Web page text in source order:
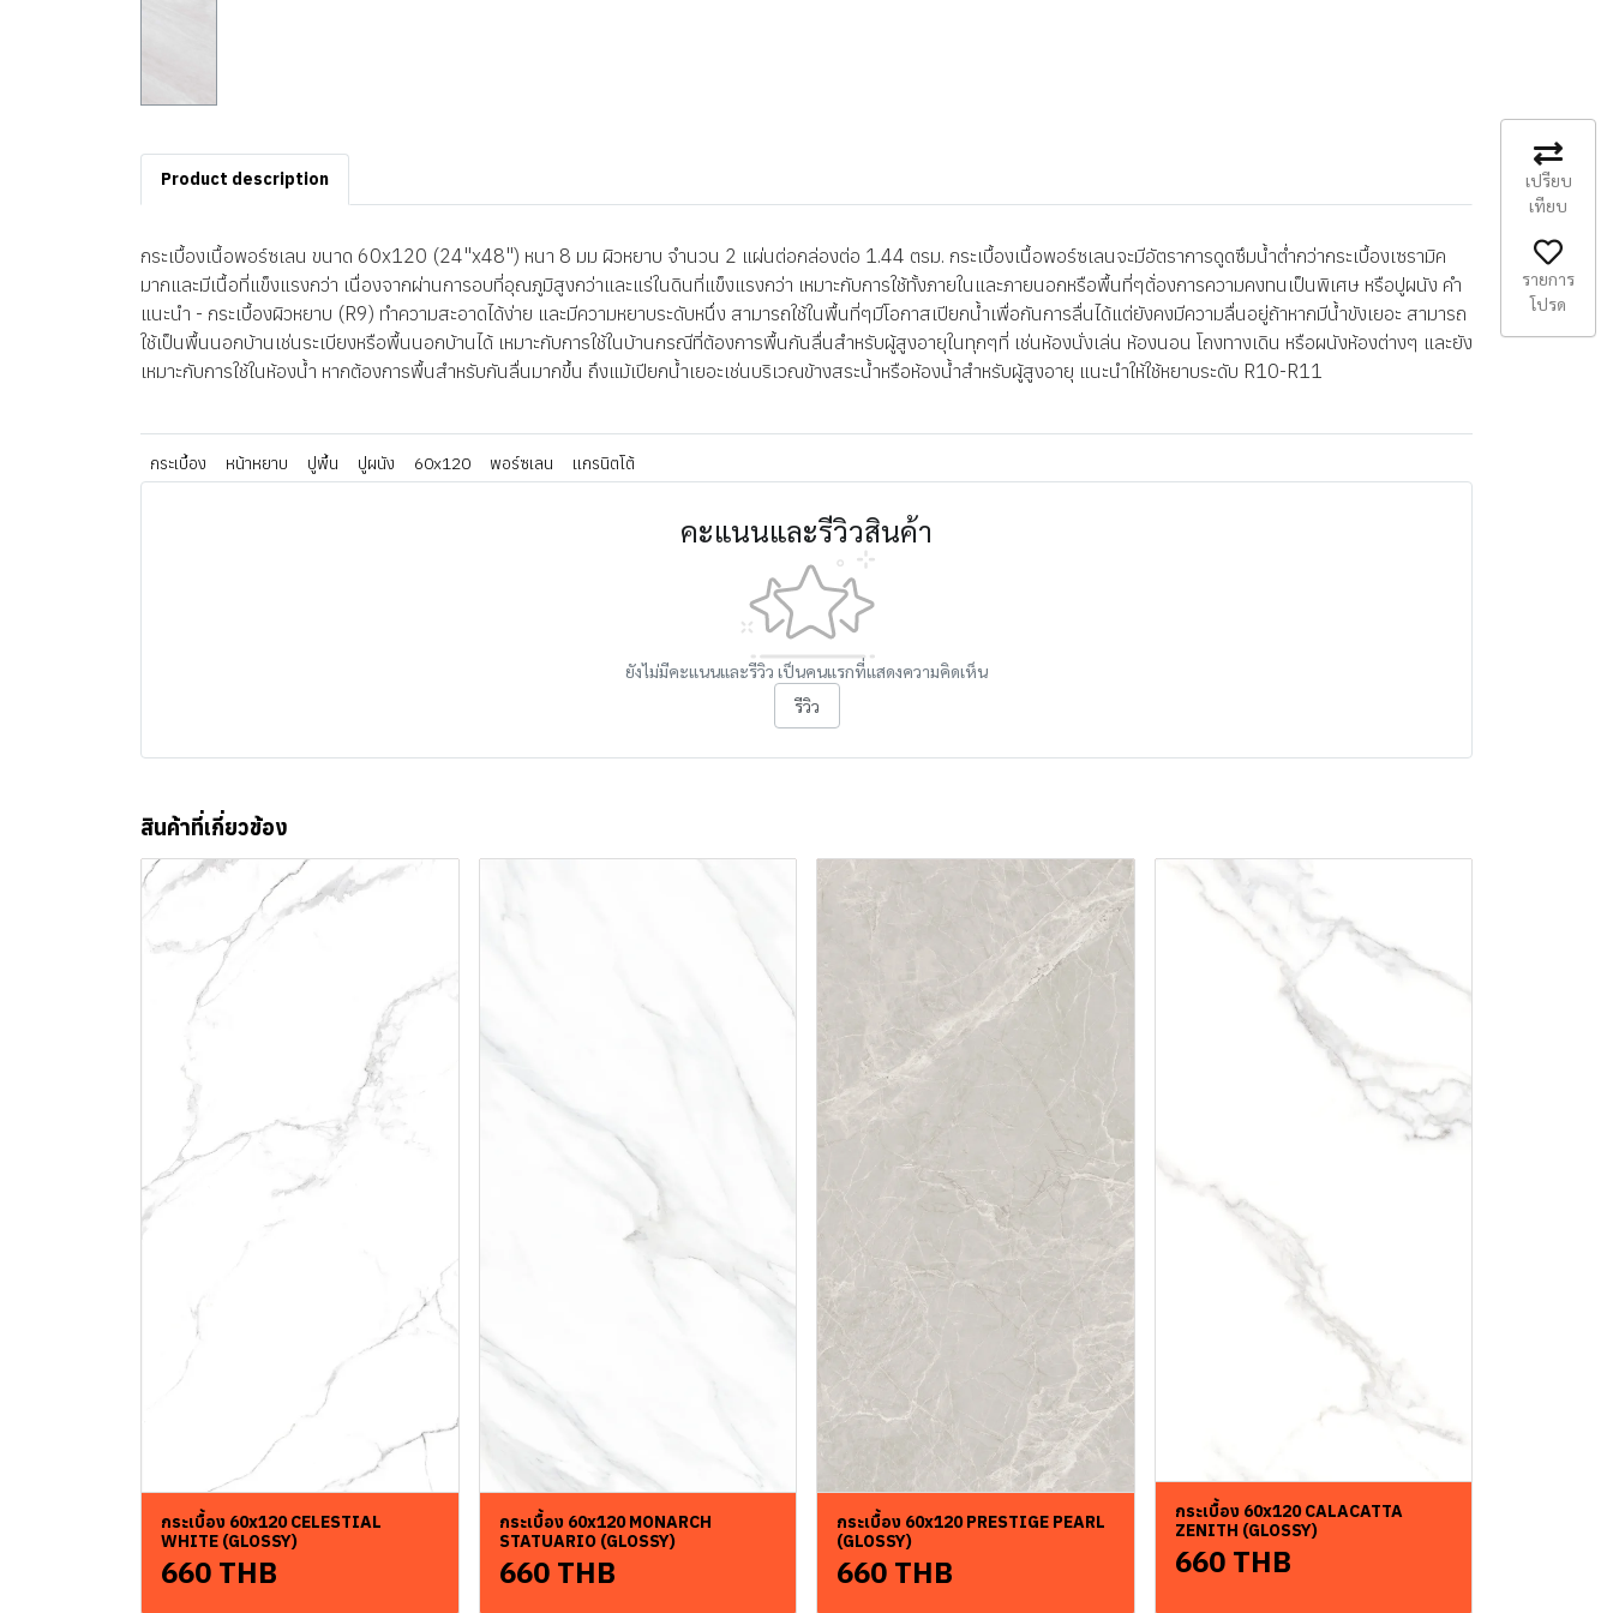
Product description
กระเบื้องเนื้อพอร์ซเลน ขนาด 60x120 (24"x48") หนา 8 มม ผิวหยาบ จำนวน 2 แผ่นต่อกล่องต่อ 1.44 ตรม. กระเบื้องเนื้อพอร์ซเลนจะมีอัตราการดูดซึมน้ำต่ำกว่ากระเบื้องเซรามิค
มากและมีเนื้อที่แข็งแรงกว่า เนื่องจากผ่านการอบที่อุณภูมิสูงกว่าและแร่ในดินที่แข็งแรงกว่า เหมาะกับการใช้ทั้งภายในและภายนอกหรือพื้นที่ๆต้่องการความคงทนเป็นพิเศษ หรือปูผนัง คำ
แนะนำ - กระเบื้องผิวหยาบ (R9) ทำความสะอาดได้ง่าย และมีความหยาบระดับหนึ่ง สามารถใช้ในพื้นที่ๆมีโอกาสเปียกน้ำเพื่อกันการลื่นได้แต่ยังคงมีความลื่นอยู่ถ้าหากมีน้ำขังเยอะ สามารถ
ใช้เป็นพื้นนอกบ้านเช่นระเบียงหรือพื้นนอกบ้านได้ เหมาะกับการใช้ในบ้านกรณีที่ต้องการพื้นกันลื่นสำหรับผู้สูงอายุในทุกๆที่ เช่นห้องนั่งเล่น ห้องนอน โถงทางเดิน หรือผนังห้องต่างๆ และยัง
เหมาะกับการใช้ในห้องน้ำ หากต้องการพื้นสำหรับกันลื่นมากขึ้น ถึงแม้เปียกน้ำเยอะเช่นบริเวณข้างสระน้ำหรือห้องน้ำสำหรับผู้สูงอายุ แนะนำให้ใช้หยาบระดับ R10-R11
กระเบื้อง หน้าหยาบ ปูพื้น ปูผนัง 60x120 พอร์ซเลน แกรนิตโต้
คะแนนและรีวิวสินค้า
ยังไม่มีคะแนนและรีวิว เป็นคนแรกที่แสดงความคิดเห็น
รีวิว
สินค้าที่เกี่ยวข้อง
กระเบื้อง 60x120 CELESTIAL
WHITE (GLOSSY)
660 THB
กระเบื้อง 60x120 MONARCH
STATUARIO (GLOSSY)
660 THB
กระเบื้อง 60x120 PRESTIGE PEARL
(GLOSSY)
660 THB
กระเบื้อง 60x120 CALACATTA
ZENITH (GLOSSY)
660 THB
เปรียบ
เทียบ
รายการ
โปรด